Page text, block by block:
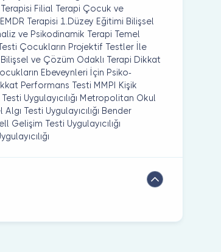
Filial Terapi Çocuk ve
Terapisi 1.Düzey Eğitimi Bilişsel
ve Psikodinamik Terapi Temel
Çocukların Projektif Testler İle
ve Çözüm Odaklı Terapi Dikkat
Ebeveynleri İçin Psiko-
Performans Testi MMPI Kişik
Uygulayıcılığı Metropolitan Okul
Testi Uygulayıcılığı Bender
Gelişim Testi Uygulayıcılığı